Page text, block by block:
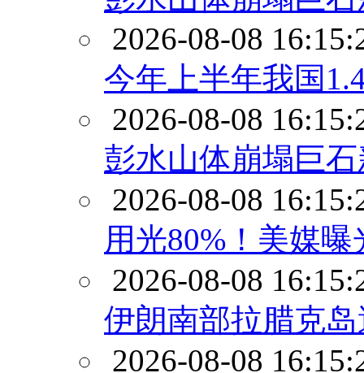
2026-08-08
今年上半年我国
2026-08-08
彭水山体崩塌巨
2026-08-08
用光80%！美媒
2026-08-08
伊朗南部拉腊克
2026-08-08